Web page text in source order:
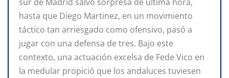
hasta que Diego Martinez, en un movimiento
táctico tan arriesgado como ofensivo, pasó a
jugar con una defensa de tres. Bajo este
contexto, una actuación excelsa de Fede Vico en
la medular propició que los andaluces tuviesen